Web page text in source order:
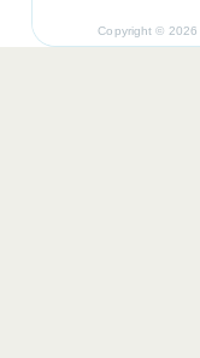
Copyright © 2026